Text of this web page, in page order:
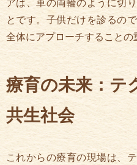
アは、車の両輪のように切
とです。子供だけを診るの
全体にアプローチすることの
療育の未来：テ
共生社会
これからの療育の現場は、